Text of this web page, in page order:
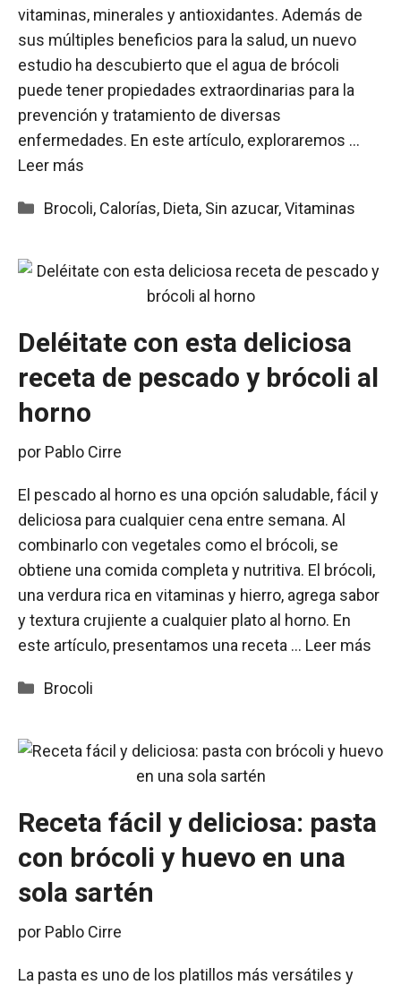
vitaminas, minerales y antioxidantes. Además de
sus múltiples beneficios para la salud, un nuevo
estudio ha descubierto que el agua de brócoli
puede tener propiedades extraordinarias para la
prevención y tratamiento de diversas
enfermedades. En este artículo, exploraremos …
Leer más
Categorías
Brocoli, Calorías, Dieta, Sin azucar,Vitaminas
Deléitate con esta deliciosa
receta de pescado y brócoli al
horno
por Pablo Cirre
El pescado al horno es una opción saludable, fácil y
deliciosa para cualquier cena entre semana. Al
combinarlo con vegetales como el brócoli, se
obtiene una comida completa y nutritiva. El brócoli,
una verdura rica en vitaminas y hierro, agrega sabor
y textura crujiente a cualquier plato al horno. En
este artículo, presentamos una receta … Leer más
Categorías
Brocoli
Receta fácil y deliciosa: pasta
con brócoli y huevo en una
sola sartén
por Pablo Cirre
La pasta es uno de los platillos más versátiles y